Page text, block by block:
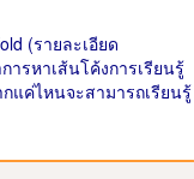
(รายละเอียด
ารหาเส้นโค้งการเรียนรู้
แค่ไหนจะสามารถเรียนรู้